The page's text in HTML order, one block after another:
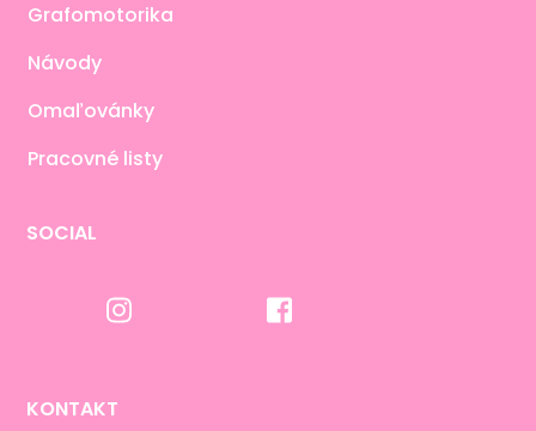
Grafomotorika
Návody
Omaľovánky
Pracovné listy
SOCIAL
KONTAKT